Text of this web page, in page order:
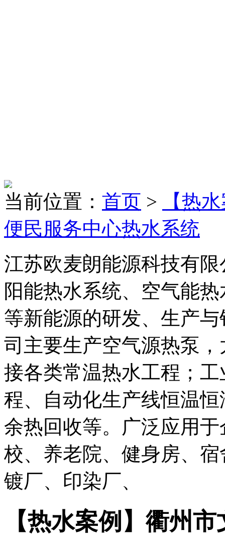
当前位置： 首页 >
【热
便民服务中心热水系统
江苏欧麦朗能源科技有
阳能热水系统、空气能
等新能源的研发、生产
司主要生产空气源热泵
接各类常温热水工程；
程、自动化生产线恒温
余热回收等。广泛应用
校、养老院、健身房、
镀厂、印染厂、
【热水案例】衢州